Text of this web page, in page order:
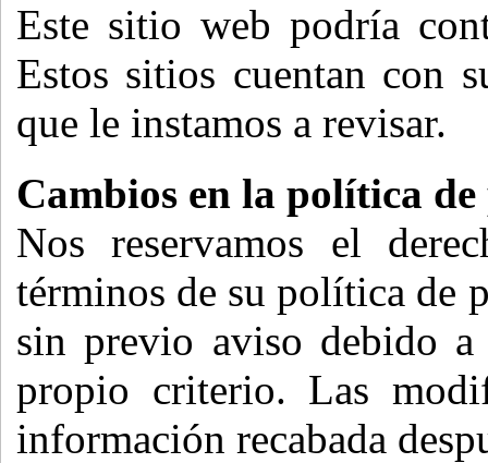
Este sitio web podría
Estos sitios cuentan con
que le instamos a revisar.
Cambios en la política
Nos reservamos el
términos de su política de
sin previo aviso debido
propio criterio. Las
información recabada